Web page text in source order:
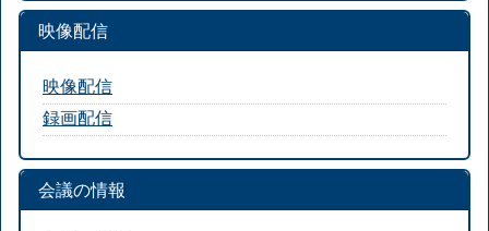
映像配信
映像配信
録画配信
会議の情報